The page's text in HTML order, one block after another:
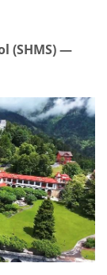
(SHMS) —